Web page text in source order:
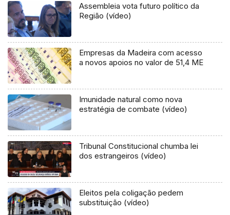
Assembleia vota futuro político da
Região (vídeo)
Empresas da Madeira com acesso
a novos apoios no valor de 51,4 ME
Imunidade natural como nova
estratégia de combate (vídeo)
Tribunal Constitucional chumba lei
dos estrangeiros (vídeo)
Eleitos pela coligação pedem
substituição (vídeo)